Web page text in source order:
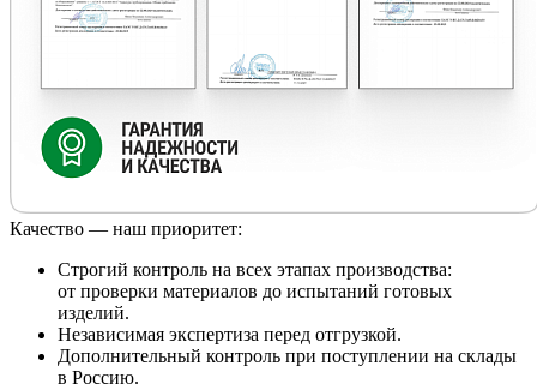
Качество — наш приоритет:
Строгий контроль на всех этапах производства:
от проверки материалов до испытаний готовых
изделий.
Независимая экспертиза перед отгрузкой.
Дополнительный контроль при поступлении на склады
в Россию.